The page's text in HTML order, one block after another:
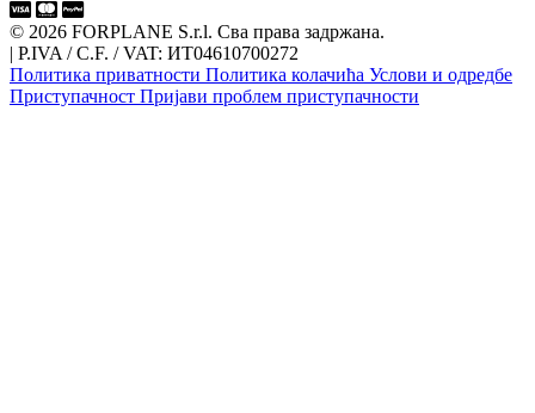
© 2026 FORPLANE S.r.l. Сва права задржана.
| P.IVA / C.F. / VAT: ИТ04610700272
Политика приватности Политика колачића Услови и одредбе
Приступачност Пријави проблем приступачности